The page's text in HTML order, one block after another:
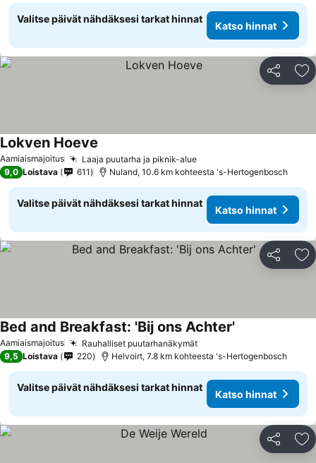
Valitse päivät nähdäksesi tarkat hinnat
Katso hinnat
Jaa
Aamiaismajoitus Laaja puutarha ja piknik-alueKatso hinnat
Lokven Hoeve
9,0 Loistava 611 Nuland, 10.6 km kohteesta 's-Hertogenbosch
Valitse päivät nähdäksesi tarkat hinnat
Katso hinnat
Jaa
Aamiaismajoitus Rauhalliset puutarhanäkymätKatso hinnat
Bed and Breakfast: 'Bij ons Achter'
9,5 Loistava 220 Helvoirt, 7.8 km kohteesta 's-Hertogenbosch
Valitse päivät nähdäksesi tarkat hinnat
Katso hinnat
Jaa